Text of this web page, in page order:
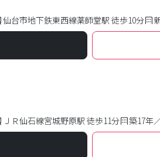
仙台市地下鉄東西線薬師堂駅 徒歩10分
ＪＲ仙石線宮城野原駅 徒歩11分 築17年